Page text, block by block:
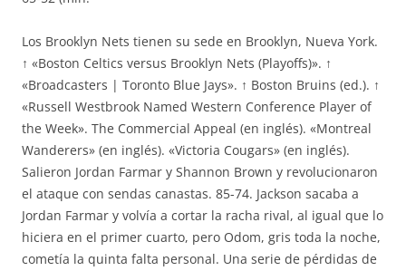
Los Brooklyn Nets tienen su sede en Brooklyn, Nueva York.
↑ «Boston Celtics versus Brooklyn Nets (Playoffs)». ↑
«Broadcasters | Toronto Blue Jays». ↑ Boston Bruins (ed.). ↑
«Russell Westbrook Named Western Conference Player of
the Week». The Commercial Appeal (en inglés). «Montreal
Wanderers» (en inglés). «Victoria Cougars» (en inglés).
Salieron Jordan Farmar y Shannon Brown y revolucionaron
el ataque con sendas canastas. 85-74. Jackson sacaba a
Jordan Farmar y volvía a cortar la racha rival, al igual que lo
hiciera en el primer cuarto, pero Odom, gris toda la noche,
cometía la quinta falta personal. Una serie de pérdidas de